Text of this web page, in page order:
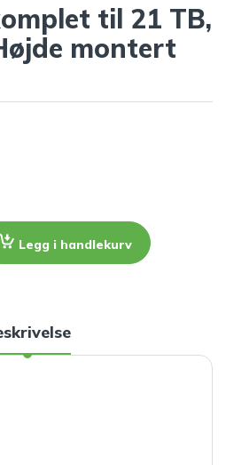
til 21 TB,
montert
Legg i handlekurv